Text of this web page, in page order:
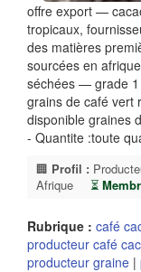
offre export —
tropicaux,
des matières
sourcées en
séchées — grade 1
grains de café vert
disponible graines
- Quantite :toute
🏢 Profil :
Afrique
⏳
Rubrique : café
producteur café
producteur graine |